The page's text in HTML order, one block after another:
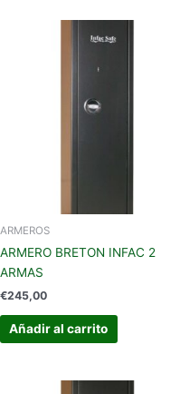
ARMEROS
ARMERO BRETON INFAC 2
ARMAS
€245,00
Añadir al carrito